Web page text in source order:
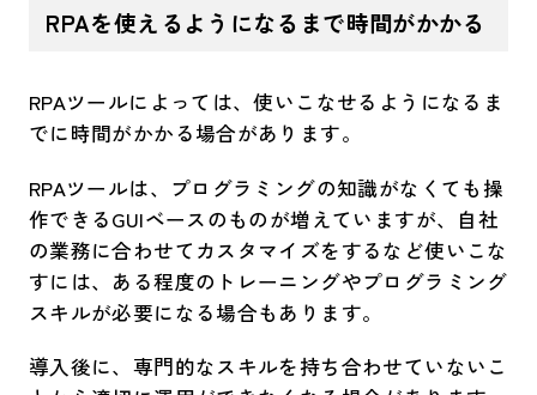
RPAを使えるようになるまで時間がかかる
RPAツールによっては、使いこなせるようになるま
でに時間がかかる場合があります。
RPAツールは、プログラミングの知識がなくても操
作できるGUIベースのものが増えていますが、自社
の業務に合わせてカスタマイズをするなど使いこな
すには、ある程度のトレーニングやプログラミング
スキルが必要になる場合もあります。
導入後に、専門的なスキルを持ち合わせていないこ